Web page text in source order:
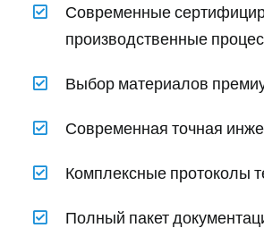
Современные
производственные
Выбор материалов
Современная точная
Комплексные протоколы
Полный пакет